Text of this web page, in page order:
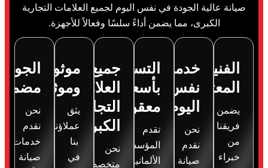
صيانة عالية الجودة في نفس اليوم لجميع العلامات التجارية
الكبرى، مما يضمن أداءً سلسًا وفعالاً للأجهزة.
الفنيين
المعتمدين
يضمن
فريقنا
خبراء
خدمة
نفس
اليوم
نحن
نقدم
صيانة
التسعير
بأسعار
معقولة
تقدم
المؤسسة
الألمانية
جميع
العلامات
التجارية
الكبرى
نحن
متخصصون
موثوقة
وموثوقة
عملاؤنا
الجودة
مضمونة
نحن
نقدم
خدمات
صيانة